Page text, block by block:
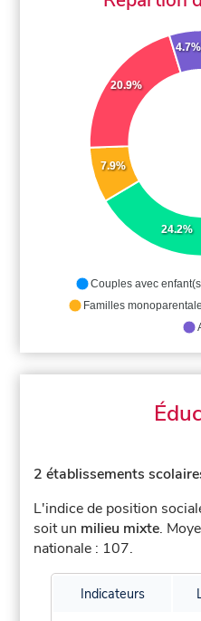
24.2%
7.9%
20.9%
4.7%
Couples avec
Familles
2 établissements
L'indice de position
soit un milieu mixte.
nationale : 107.
Indicateurs